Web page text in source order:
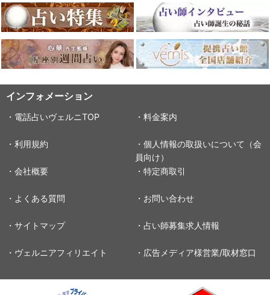
インフォメーション
・電話占いヴェルニTOP ・料金案内
・利用規約
・個人情報の取扱いについて（会
員向け）
・会社概要
・特定商取引
・よくある質問 ・お問い合わせ
・サイトマップ ・占い師募集求人情報
・ヴェルニアフィリエイト ・広告メディア様営業/取材窓口